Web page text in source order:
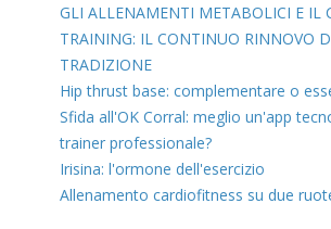
GLI ALLENAMENTI METABOLICI E IL
TRAINING: IL CONTINUO RINNOVO
TRADIZIONE
Hip thrust base: complementare o
Sfida all'OK Corral: meglio un'app
trainer professionale?
Irisina: l'ormone dell'esercizio
Allenamento cardiofitness su due